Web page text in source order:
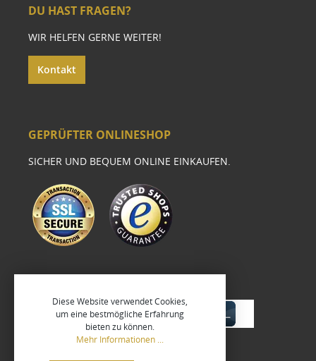
DU HAST FRAGEN?
WIR HELFEN GERNE WEITER!
Kontakt
GEPRÜFTER ONLINESHOP
SICHER UND BEQUEM ONLINE EINKAUFEN.
Diese Website verwendet Cookies,
um eine bestmögliche Erfahrung
bieten zu können.
Mehr Informationen ...